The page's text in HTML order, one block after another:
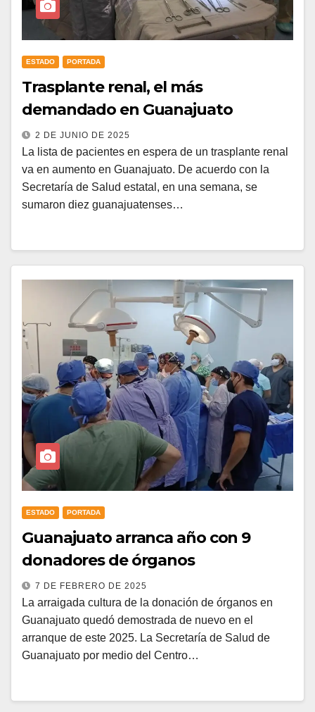
ESTADO PORTADA
Trasplante renal, el más
demandado en Guanajuato
2 DE JUNIO DE 2025
La lista de pacientes en espera de un trasplante renal
va en aumento en Guanajuato. De acuerdo con la
Secretaría de Salud estatal, en una semana, se
sumaron diez guanajuatenses…
ESTADO PORTADA
Guanajuato arranca año con 9
donadores de órganos
7 DE FEBRERO DE 2025
La arraigada cultura de la donación de órganos en
Guanajuato quedó demostrada de nuevo en el
arranque de este 2025. La Secretaría de Salud de
Guanajuato por medio del Centro…